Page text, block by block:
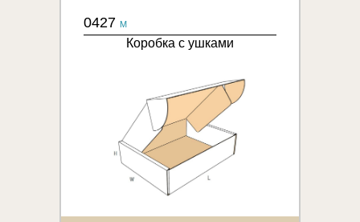
0427 M
Коробка с ушками